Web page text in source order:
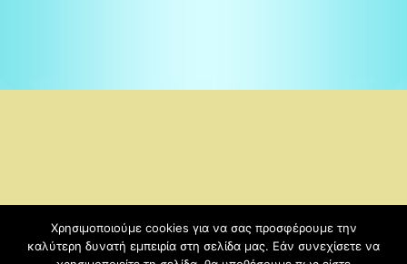
Copyright © 2026 6ο Νηπιαγωγείο Κοζάνης. | Kids-education-
sch by
Χρησιμοποιούμε cookies για να σας προσφέρουμε την
καλύτερη δυνατή εμπειρία στη σελίδα μας. Εάν συνεχίσετε να